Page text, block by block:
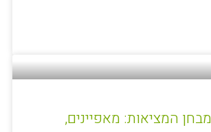
המציאות: מאפיינים,